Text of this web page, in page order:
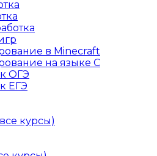
в Minecraft
на языке C
ОГЭ
ЕГЭ
курсы)